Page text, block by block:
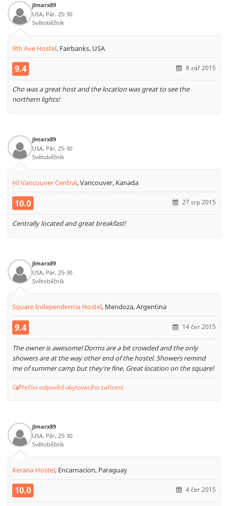
jlmarx89
USA, Pár, 25-30
Světoběžník
9th Ave Hostel, Fairbanks, USA
9.4 8 zář 2015
Cho was a great host and the location was great to see the
northern lights!
jlmarx89
USA, Pár, 25-30
Světoběžník
HI Vancouver Central,Vancouver, Kanada
10.0 27 srp 2015
Centrally located and great breakfast!
jlmarx89
USA, Pár, 25-30
Světoběžník
Square Independencia Hostel, Mendoza, Argentina
9.4 14 čer 2015
The owner is awesome! Dorms are a bit crowded and the only
showers are at the way other end of the hostel. Showers remind
me of summer camp but they're fine. Great location on the square!
Přečíst odpověď ubytovacího zařízení
jlmarx89
USA, Pár, 25-30
Světoběžník
Kerana Hostel, Encarnacion, Paraguay
10.0 4 čer 2015